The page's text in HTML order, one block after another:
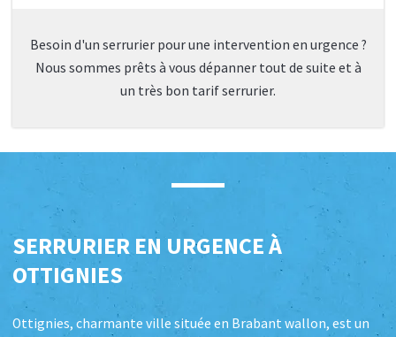
Besoin d'un serrurier pour une intervention en urgence ?
Nous sommes prêts à vous dépanner tout de suite et à
un très bon tarif serrurier.
SERRURIER EN URGENCE À
OTTIGNIES
Ottignies, charmante ville située en Brabant wallon, est un